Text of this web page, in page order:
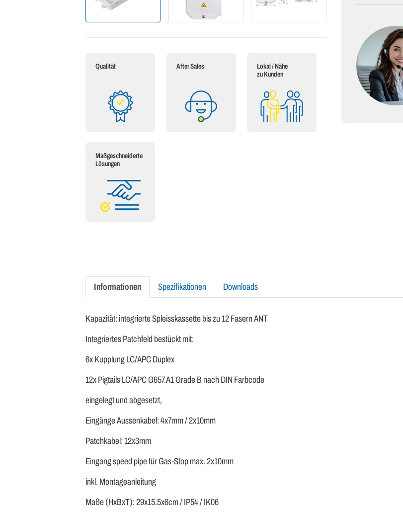
Qualität After Sales
Lokal / Nähe
zu Kunden
Maßgeschneiderte
Lösungen
Informationen Spezifikationen Downloads
Kapazität: integrierte Spleisskassette bis zu 12 Fasern ANT
Integriertes Patchfeld bestückt mit:
6x Kupplung LC/APC Duplex
12x Pigtails LC/APC G657.A1 Grade B nach DIN Farbcode
eingelegt und abgesetzt,
Eingänge Aussenkabel: 4x7mm / 2x10mm
Patchkabel: 12x3mm
Eingang speed pipe für Gas-Stop max. 2x10mm
inkl. Montageanleitung
Maße (HxBxT): 29x15.5x6cm / IP54 / IK06